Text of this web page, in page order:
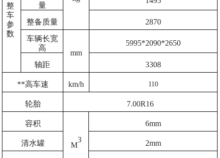
整
车
参
数
量
整备质量
2870
车辆长宽
高
mm
5995*2090*2650
轴距 3308
**高车速 km/h 110
轮胎 7.00R16
容积
M
3
6mm
清水罐 2mm